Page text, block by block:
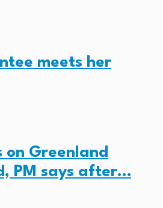
meets her
on Greenland
PM says after…